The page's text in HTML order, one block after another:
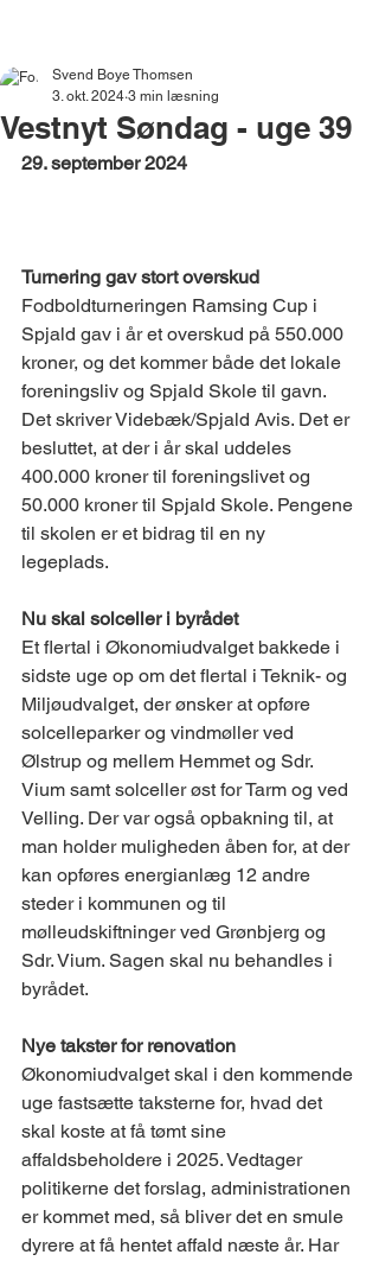
Vestnyt Søndag - uge 39
Svend Boye Thomsen
3. okt. 2024 3 min læsning
29. september 2024
Turnering gav stort overskud
Fodboldturneringen Ramsing Cup i
Spjald gav i år et overskud på 550.000
kroner, og det kommer både det lokale
foreningsliv og Spjald Skole til gavn.
Det skriver Videbæk/Spjald Avis. Det er
besluttet, at der i år skal uddeles
400.000 kroner til foreningslivet og
50.000 kroner til Spjald Skole. Pengene
til skolen er et bidrag til en ny
legeplads.
Nu skal solceller i byrådet
Et flertal i Økonomiudvalget bakkede i
sidste uge op om det flertal i Teknik- og
Miljøudvalget, der ønsker at opføre
solcelleparker og vindmøller ved
Ølstrup og mellem Hemmet og Sdr.
Vium samt solceller øst for Tarm og ved
Velling. Der var også opbakning til, at
man holder muligheden åben for, at der
kan opføres energianlæg 12 andre
steder i kommunen og til
mølleudskiftninger ved Grønbjerg og
Sdr. Vium. Sagen skal nu behandles i
byrådet.
Nye takster for renovation
Økonomiudvalget skal i den kommende
uge fastsætte taksterne for, hvad det
skal koste at få tømt sine
affaldsbeholdere i 2025. Vedtager
politikerne det forslag, administrationen
er kommet med, så bliver det en smule
dyrere at få hentet affald næste år. Har